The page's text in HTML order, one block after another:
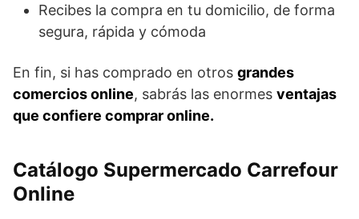
Recibes la compra en tu domicilio, de forma
segura, rápida y cómoda
En fin, si has comprado en otros grandes
comercios online, sabrás las enormes ventajas
que confiere comprar online.
Catálogo Supermercado Carrefour
Online